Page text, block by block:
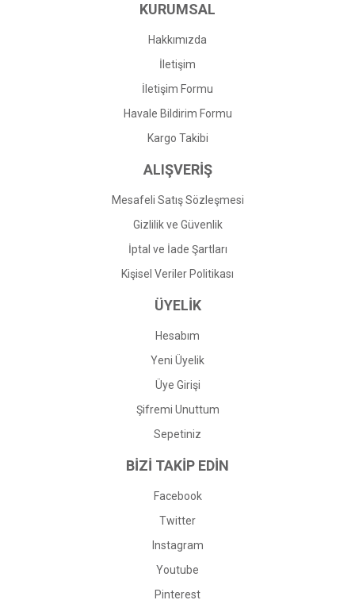
KURUMSAL
Hakkımızda
İletişim
İletişim Formu
Havale Bildirim Formu
Kargo Takibi
ALIŞVERİŞ
Mesafeli Satış Sözleşmesi
Gizlilik ve Güvenlik
İptal ve İade Şartları
Kişisel Veriler Politikası
ÜYELİK
Hesabım
Yeni Üyelik
Üye Girişi
Şifremi Unuttum
Sepetiniz
BİZİ TAKİP EDİN
Facebook
Twitter
Instagram
Youtube
Pinterest